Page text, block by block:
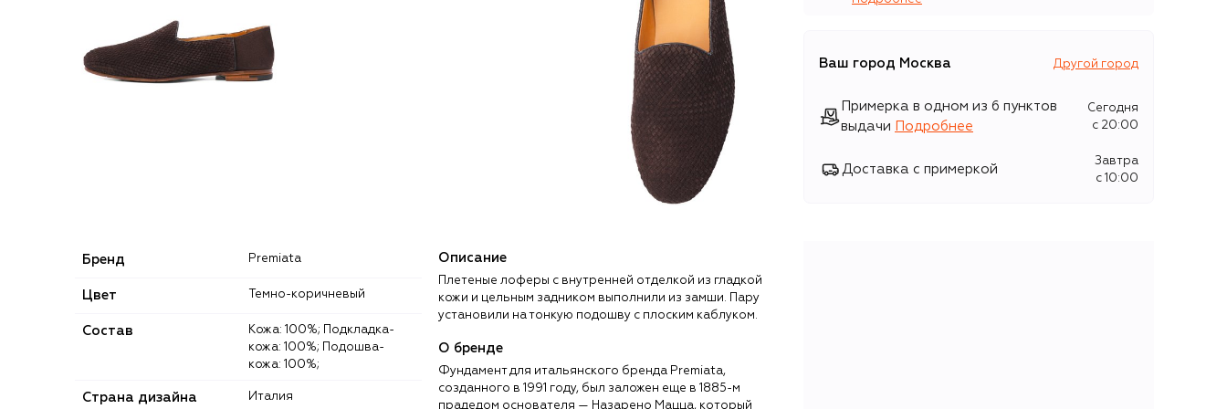
Ваш город Москва Другой город
Примерка в одном из 6 пунктов
выдачи
Подробнее
Сегодня
c 20:00
Доставка с примеркой
Завтра
c 10:00
Бренд Premiata
Цвет Темно-коричневый
Состав
Кожа: 100%; Подкладка-
кожа: 100%; Подошва-
кожа: 100%;
Страна дизайна Италия
Описание
Плетеные лоферы с внутренней отделкой из гладкой
кожи и цельным задником выполнили из замши. Пару
установили на тонкую подошву с плоским каблуком.
О бренде
Фундамент для итальянского бренда Premiata,
созданного в 1991 году, был заложен еще в 1885-м
прадедом основателя — Назарено Мацца, который